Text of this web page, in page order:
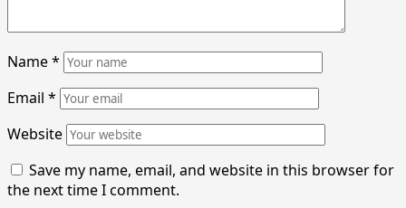
Name*
Email *
Website
Save my name, email, and website in this browser for
the next time I comment.